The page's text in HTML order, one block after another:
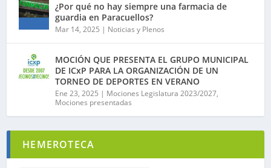
¿Por qué no hay siempre una farmacia de
guardia en Paracuellos?
Mar 14, 2025 | Noticias y Plenos
MOCIÓN QUE PRESENTA EL GRUPO MUNICIPAL
DE ICxP PARA LA ORGANIZACIÓN DE UN
TORNEO DE DEPORTES EN VERANO
Ene 23, 2025 | Mociones Legislatura 2023/2027,
Mociones presentadas
HEMEROTECA